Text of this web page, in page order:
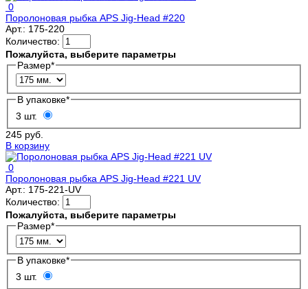
0
Поролоновая рыбка APS Jig-Head #220
Арт.: 175-220
Количество:
Пожалуйста, выберите параметры
Размер*
В упаковке*
3 шт.
245 руб.
В корзину
0
Поролоновая рыбка APS Jig-Head #221 UV
Арт.: 175-221-UV
Количество:
Пожалуйста, выберите параметры
Размер*
В упаковке*
3 шт.